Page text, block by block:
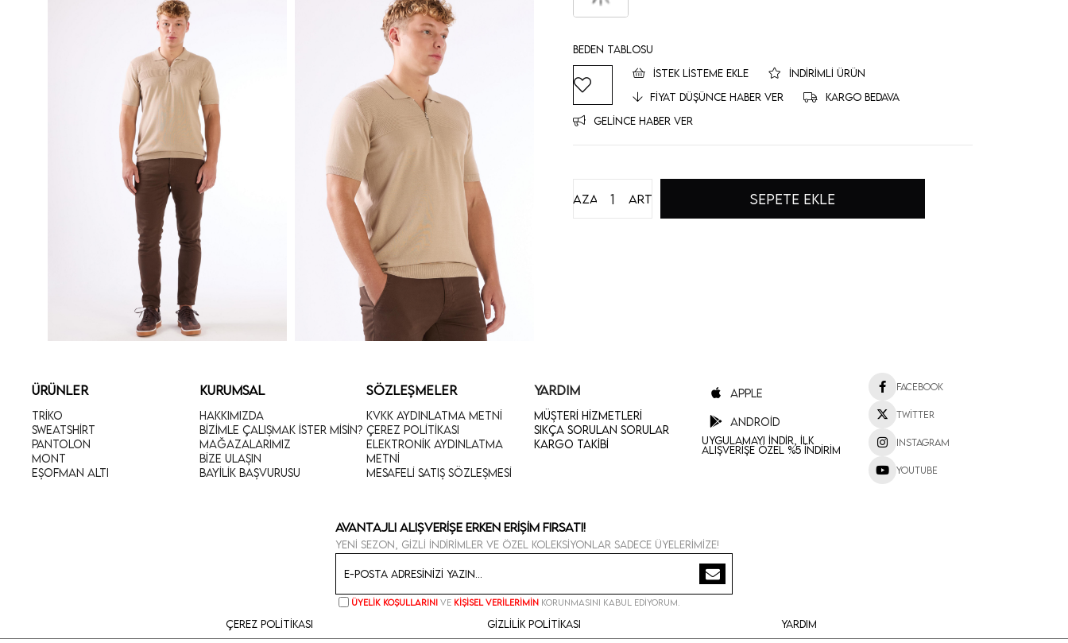
Beden Tablosu
İSTEK LISTEME EKLE
İNDIRIMLI ÜRÜN
FIYAT DÜŞÜNCE HABER VER
KARGO BEDAVA
GELINCE HABER VER
Artır
Azalt
ÜRÜNLER
Triko
Sweatshirt
Pantolon
Mont
Eşofman Altı
KURUMSAL
Hakkımızda
Bizimle Çalışmak İster Misin?
Mağazalarımız
Bize Ulaşın
Bayilik Başvurusu
SÖZLEŞMELER
KVKK Aydınlatma Metni
Çerez Politikası
Elektronik Aydınlatma
Metni
Mesafeli Satış Sözleşmesi
YARDIM
Müşteri Hizmetleri
Sıkça Sorulan Sorular
Kargo Takibi
Apple
Android
Uygulamayı İndir, İlk
Alışverişe Özel %5 İndirim
Facebook
Twitter
Instagram
Youtube
Avantajlı Alışverişe Erken Erişim Fırsatı!
Yeni sezon, gizli indirimler ve özel koleksiyonlar sadece üyelerimize!
Üyelik koşullarını ve kişisel verilerimin korunmasını kabul ediyorum.
Çerez Politikası Gizlilik Politikası Yardım